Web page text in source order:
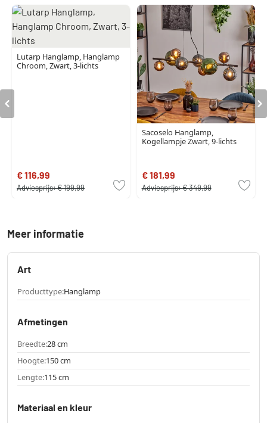
Lutarp Hanglamp, Hanglamp
Chroom, Zwart, 3-lichts
€ 116,99
Adviesprijs:€ 199,99
Sacoselo Hanglamp,
Kogellampje Zwart, 9-lichts
€ 181,99
Adviesprijs:€ 349,99
Meer informatie
Art
Producttype:Hanglamp
Afmetingen
Breedte:28 cm
Hoogte:150 cm
Lengte:115 cm
Materiaal en kleur